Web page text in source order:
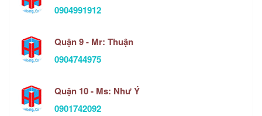
0904991912
Quận 9 - Mr: Thuận
0904744975
Quận 10 - Ms: Như Ý
0901742092